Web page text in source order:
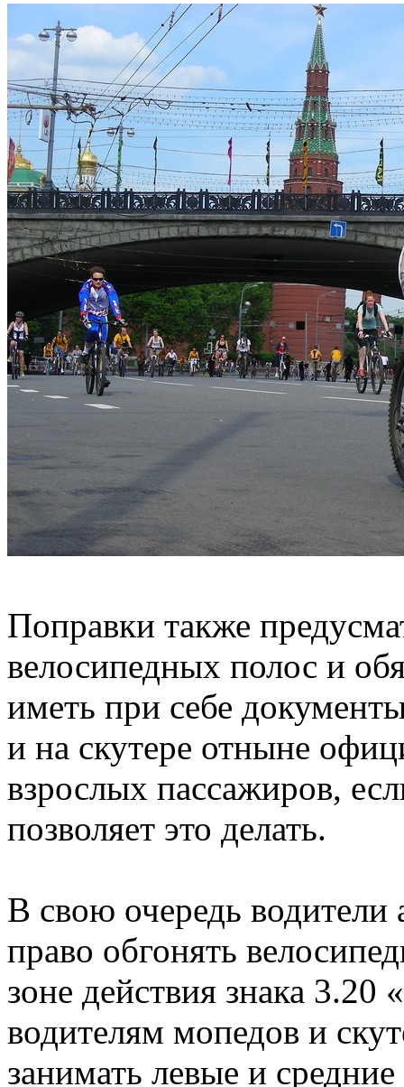
Поправки также
велосипедных полос и
иметь при себе
и на скутере отныне
взрослых пассажиров,
позволяет это делать.
В свою очередь водители
право обгонять
зоне действия знака
водителям мопедов и
занимать левые и